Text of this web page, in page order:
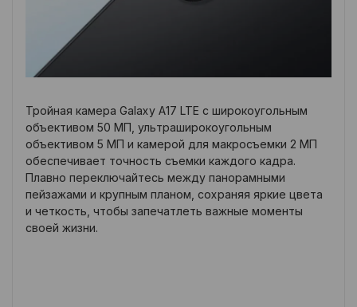
Тройная камера Galaxy A17 LTE с широкоугольным
объективом 50 МП, ультраширокоугольным
объективом 5 МП и камерой для макросъемки 2 МП
обеспечивает точность съемки каждого кадра.
Плавно переключайтесь между панорамными
пейзажами и крупным планом, сохраняя яркие цвета
и четкость, чтобы запечатлеть важные моменты
своей жизни.